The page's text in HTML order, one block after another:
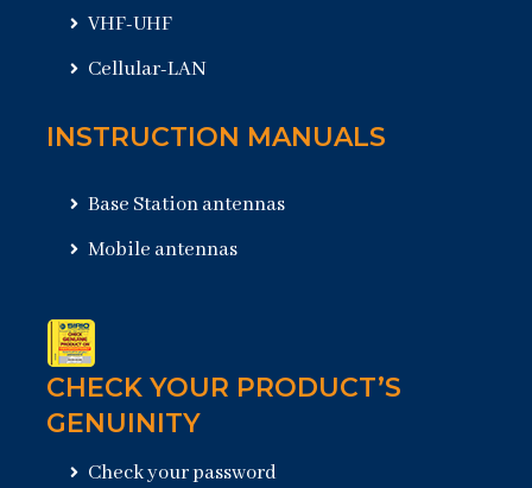
VHF-UHF
Cellular-LAN
INSTRUCTION MANUALS
Base Station antennas
Mobile antennas
CHECK YOUR PRODUCT’S
GENUINITY
Check your password